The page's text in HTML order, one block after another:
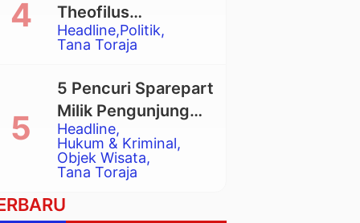
Adat Tongkonan
Headline Politik
Tana Toraja
Theofilus
Allorerung dan
Zadrak Tombe
sebagai Bupati dan
Wakil Bupati Tana
Toraja Terpilih
Headline
Hukum & Kriminal
Objek Wisata
Tana Toraja
5 Pencuri Sparepart
Milik Pengunjung
Objek Wisata
Pango-Pango
Ditangkap Polisi